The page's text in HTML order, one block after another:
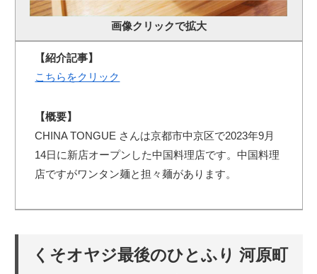
画像クリックで拡大
【紹介記事】
こちらをクリック
【概要】
CHINA TONGUE さんは京都市中京区で2023年9月
14日に新店オープンした中国料理店です。中国料理
店ですがワンタン麺と担々麺があります。
くそオヤジ最後のひとふり 河原町